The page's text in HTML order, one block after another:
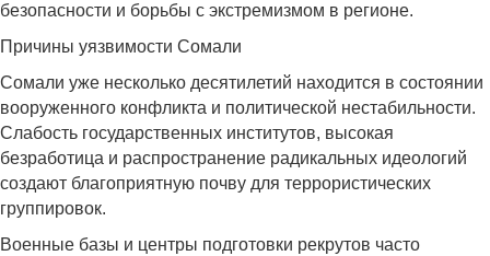
безопасности и борьбы с экстремизмом в регионе.
Причины уязвимости Сомали
Сомали уже несколько десятилетий находится в состоянии
вооруженного конфликта и политической нестабильности.
Слабость государственных институтов, высокая
безработица и распространение радикальных идеологий
создают благоприятную почву для террористических
группировок.
Военные базы и центры подготовки рекрутов часто